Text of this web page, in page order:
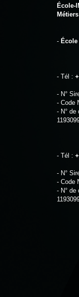
École-
-
- Tél :
- N°
- Code
- N° de
- Tél :
- N°
- Code
- N° de